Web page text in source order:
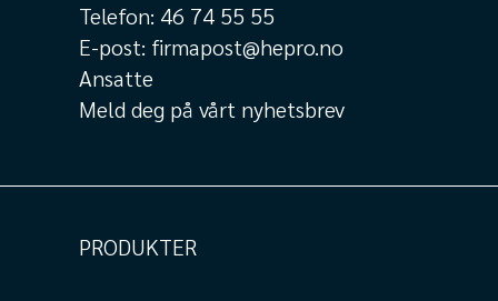
Telefon: 46 74 55 55
E-post: firmapost@hepro.no
Ansatte
Meld deg på vårt nyhetsbrev
PRODUKTER